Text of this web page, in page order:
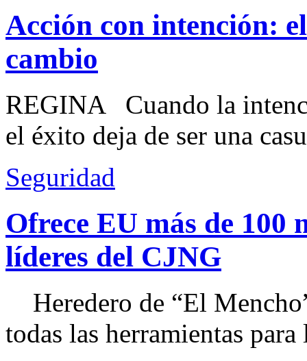
Acción con intención:
cambio
REGINA Cuando la
el éxito deja de ser una
Seguridad
Ofrece EU más de 100
líderes del CJNG
Heredero de “El
todas las herramientas